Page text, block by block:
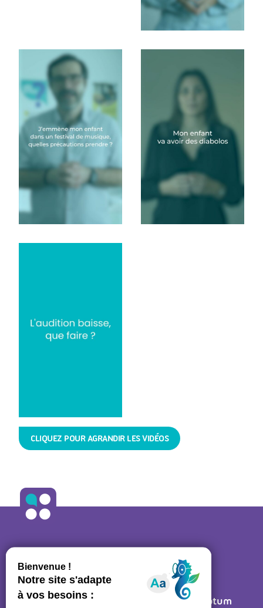
CLIQUEZ POUR AGRANDIR LES VIDÉOS
A propos•Contact
27 rue des Bluets • 75011 PARIS
Mentions légales
Post Scriptum